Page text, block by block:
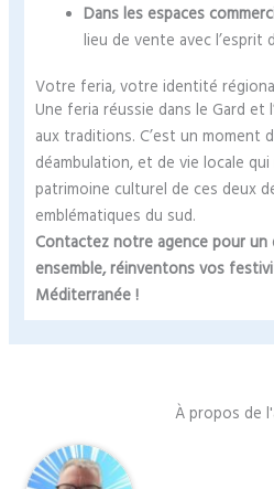
Dans les espaces
lieu de vente avec l’esprit
Votre feria, votre identité
Une feria réussie dans le Gard et
aux traditions. C’est un moment
déambulation, et de vie locale
patrimoine culturel de ces deux
emblématiques du sud.
Contactez notre agence pour un
ensemble, réinventons vos
Méditerranée !
À propos de